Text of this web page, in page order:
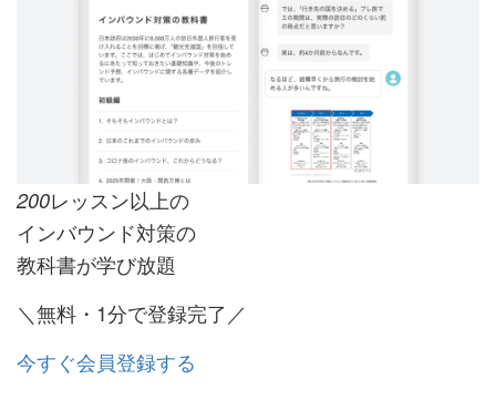
200レッスン以上の
インバウンド対策の
教科書が学び放題
＼無料・1分で登録完了／
今すぐ会員登録する